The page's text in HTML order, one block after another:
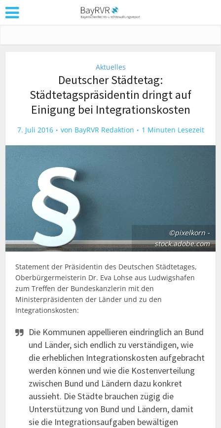
Aktuelles
Deutscher Städtetag:
Städtetagspräsidentin dringt auf
Einigung bei Integrationskosten
7. Juli 2016 von BayRVR Redaktion 1 Minuten Lesezeit
©pixelkorn -
stock.adobe.com
Statement der Präsidentin des Deutschen Städtetages,
Oberbürgermeisterin Dr. Eva Lohse aus Ludwigshafen
zum Treffen der Bundeskanzlerin mit den
Ministerpräsidenten der Länder und zu den
Integrationskosten:
Die Kommunen appellieren eindringlich an Bund
und Länder, sich endlich zu verständigen, wie
die erheblichen Integrationskosten aufgebracht
werden können und wie die Kostenverteilung
zwischen Bund und Ländern dazu konkret
aussieht. Die Städte brauchen zügig die
Unterstützung von Bund und Ländern, damit
sie die Integrationsaufgaben bewältigen